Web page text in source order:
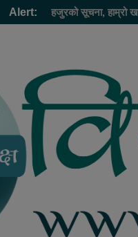
Alert: हजुरको सूचना, हाम्रो